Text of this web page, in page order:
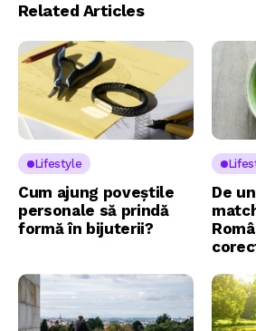
Related Articles
Lifestyle
Cum ajung poveștile
personale să prindă
formă în bijuterii?
De